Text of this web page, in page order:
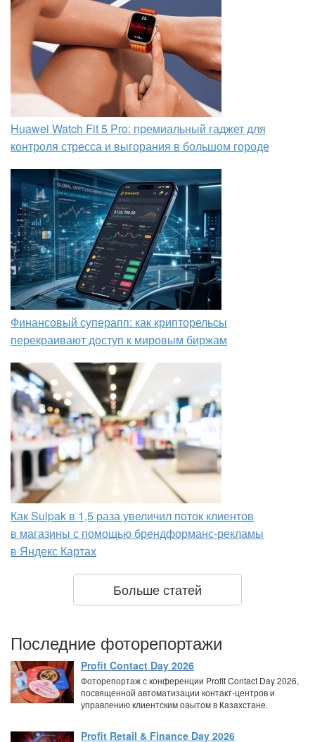
Huawei Watch Fit 5 Pro: премиальный гаджет для
контроля стресса и выгорания в большом городе
Финансовый суперапп: как крипторельсы
перекраивают доступ к мировым биржам
Как Sulpak в 1,5 раза увеличил поток клиентов
в магазины с помощью брендформанс-рекламы
в Яндекс Картах
Больше статей
Последние фоторепортажи
Profit Contact Day 2026
Фоторепортаж с конференции Profit Contact Day 2026,
посвященной автоматизации контакт-центров и
управлению клиентским оаытом в Казахстане.
Profit Retail & Finance Day 2026